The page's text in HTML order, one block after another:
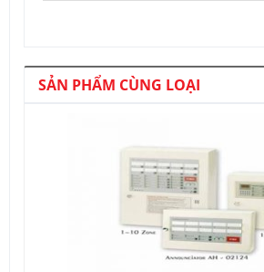
SẢN PHẨM CÙNG LOẠI